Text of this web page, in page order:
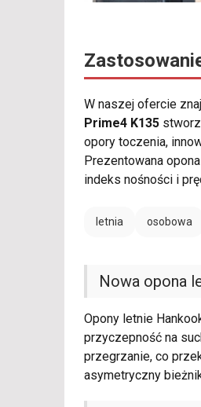
W naszej ofercie
Prime4 K135
opory toczenia,
Prezentowana
indeks nośności i
letnia osobowa
Nowa opona
Opony letnie
przyczepność na
przegrzanie, co
asymetryczny